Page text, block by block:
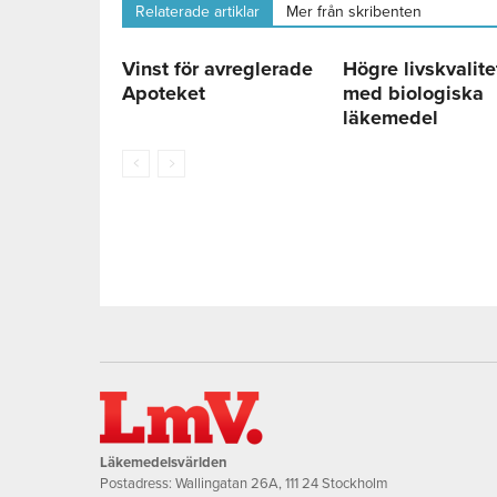
Relaterade artiklar Mer från skribenten
Vinst för avreglerade
Apoteket
Högre
med biologiska
läkemedel
Läkemedelsvärlden
Postadress: Wallingatan 26A, 111 24 Stockholm